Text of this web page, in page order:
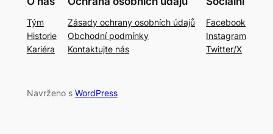
Tým
Historie
Kariéra
Zásady ochrany osobních údajů
Obchodní podmínky
Kontaktujte nás
Facebook
Instagram
Twitter/X
Navrženo s WordPress